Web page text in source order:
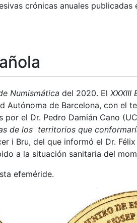
crónicas anuales publicadas
Numismática del 2020. El XXXIII
Autónoma de Barcelona, con el
el Dr. Pedro Damián Cano
de los territorios que
i Bru, del que informó el Dr. Félix
a la situación sanitaria del
efeméride.